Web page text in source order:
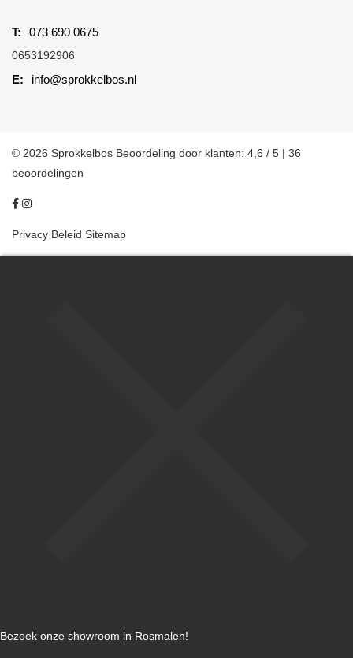
073 690 0675
0653192906
info@sprokkelbos.nl
© 2026 Sprokkelbos Beoordeling door klanten: 4,6 / 5 | 36
beoordelingen
Privacy Beleid Sitemap
Bezoek onze showroom in Rosmalen!